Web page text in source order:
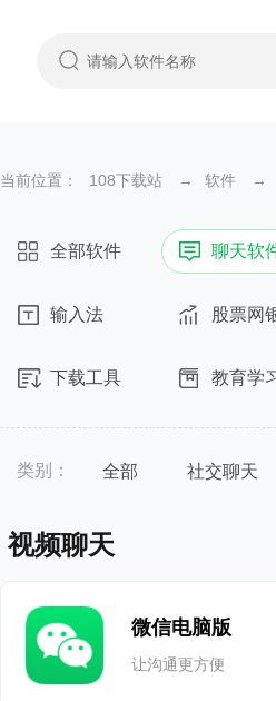
当前位置： 108下载站 → 软件 →
全部软件 聊天软
输入法 股票网
下载工具 教育学
类别： 全部 社交聊天
视频聊天
微信电脑版
让沟通更方便